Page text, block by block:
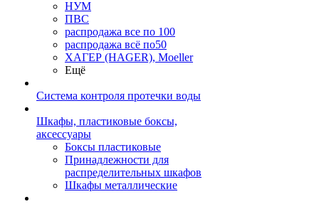
НУМ
ПВС
распродажа все по 100
распродажа всё по50
ХАГЕР (HAGER), Moeller
Ещё
Система контроля протечки воды
Шкафы, пластиковые боксы,
аксессуары
Боксы пластиковые
Принадлежности для
распределительных шкафов
Шкафы металлические